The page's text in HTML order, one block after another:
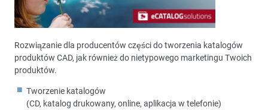
Rozwiązanie dla producentów części do tworzenia katalogów
produktów CAD, jak również do nietypowego marketingu Twoich
produktów.
Tworzenie katalogów
(CD, katalog drukowany, online, aplikacja w telefonie)